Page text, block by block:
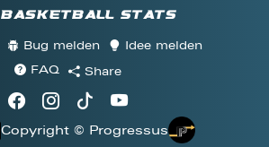
Basketball stats
Bug melden
Idee melden
FAQ
Share
Copyright © Progressus